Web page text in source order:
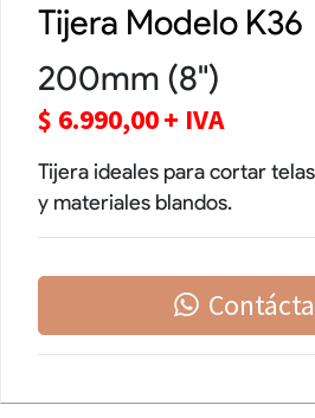
Tijera Modelo K36
200mm (8")
$ 6.990,00+ IVA
Tijera ideales para cortar
y materiales blandos.